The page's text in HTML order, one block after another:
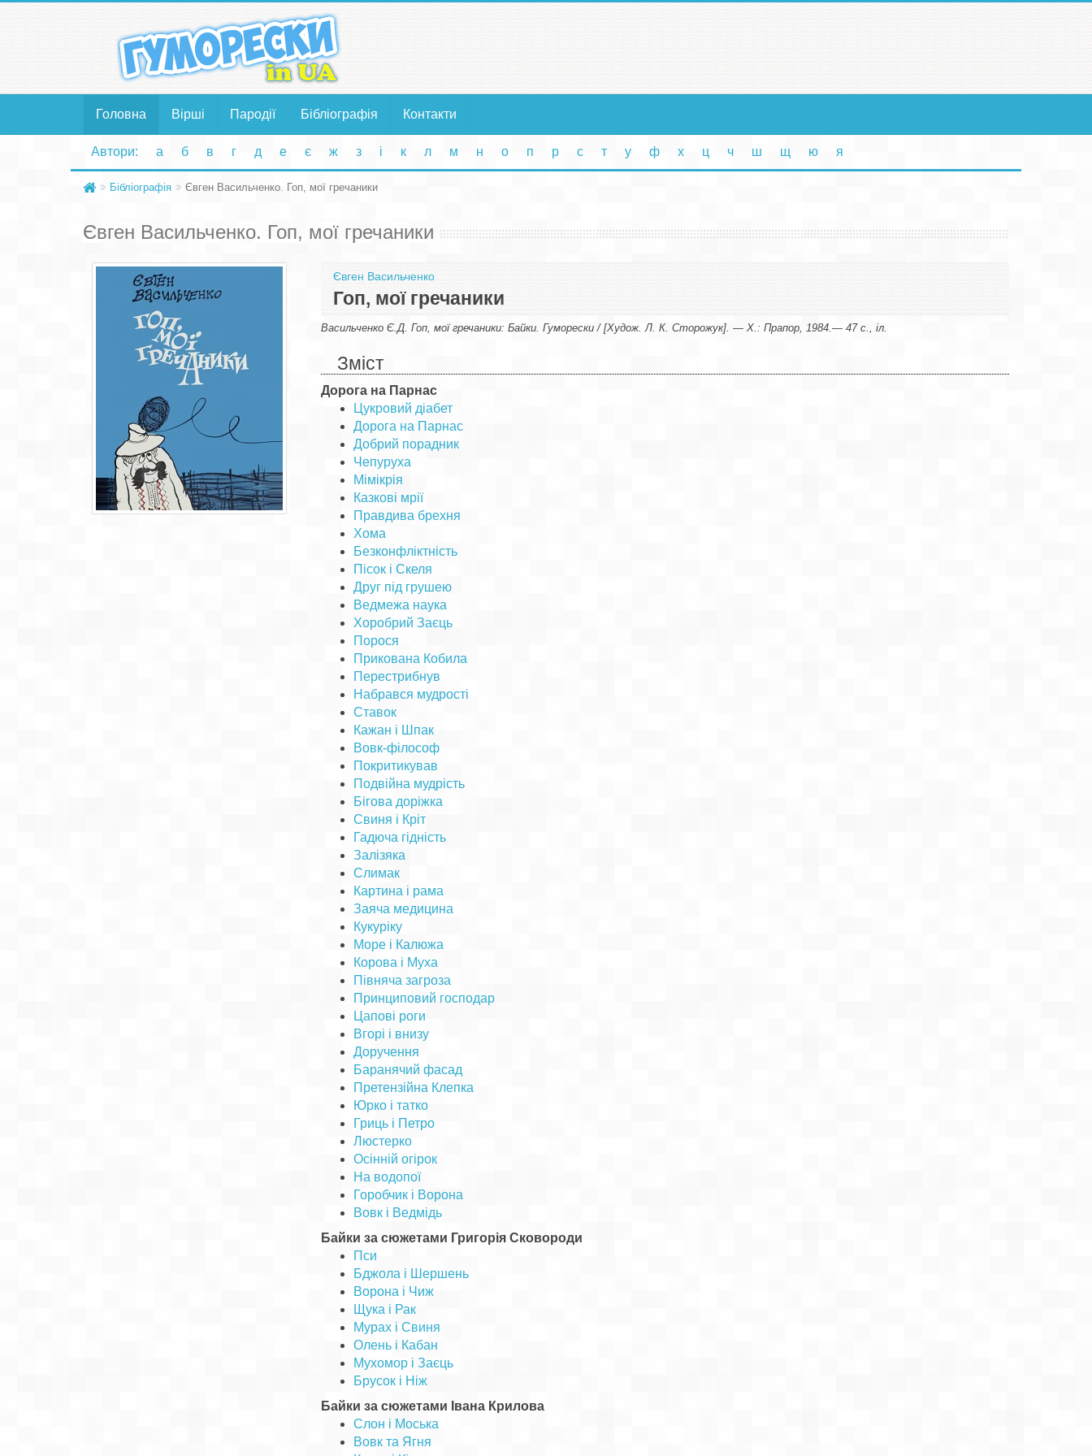
Головна Вірші Пародії Бібліографія Контакти
Автори: а б в г д е є ж з і к л м н о п р с т у ф х ц ч ш щ ю я
Бібліографія Євген Васильченко. Гоп, мої гречаники
Євген Васильченко. Гоп, мої гречаники
Євген Васильченко
Гоп, мої гречаники
Васильченко Є.Д. Гоп, мої гречаники: Байки. Гуморески / [Худож. Л. К. Сторожук]. — X.: Прапор, 1984.— 47 с., іл.
Зміст
Дорога на Парнас
Цукровий діабет
Дорога на Парнас
Добрий порадник
Чепуруха
Мімікрія
Казкові мрії
Правдива брехня
Хома
Безконфліктність
Пісок і Скеля
Друг під грушею
Ведмежа наука
Хоробрий Заєць
Порося
Прикована Кобила
Перестрибнув
Набрався мудрості
Ставок
Кажан і Шпак
Вовк-філософ
Покритикував
Подвійна мудрість
Бігова доріжка
Свиня і Кріт
Гадюча гідність
Залізяка
Слимак
Картина і рама
Заяча медицина
Кукуріку
Море і Калюжа
Корова і Муха
Півняча загроза
Принциповий господар
Цапові роги
Вгорі і внизу
Доручення
Баранячий фасад
Претензійна Клепка
Юрко і татко
Гриць і Петро
Люстерко
Осінній огірок
На водопої
Горобчик і Ворона
Вовк і Ведмідь
Байки за сюжетами Григорія Сковороди
Пси
Бджола і Шершень
Ворона і Чиж
Щука і Рак
Мурах і Свиня
Олень і Кабан
Мухомор і Заєць
Брусок і Ніж
Байки за сюжетами Івана Крилова
Слон і Моська
Вовк та Ягня